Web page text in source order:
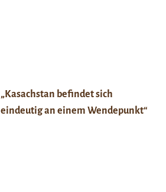
„Kasachstan befindet sich
eindeutig an einem Wendepunkt“